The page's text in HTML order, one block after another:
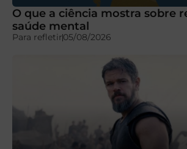
O que a ciência mostra sobre
saúde mental
Para refletir05/08/2026